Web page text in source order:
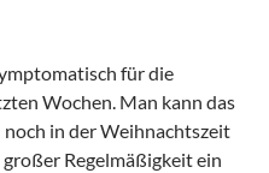
für die
Wochen. Man kann das
noch in der Weihnachtszeit
Regelmäßigkeit ein